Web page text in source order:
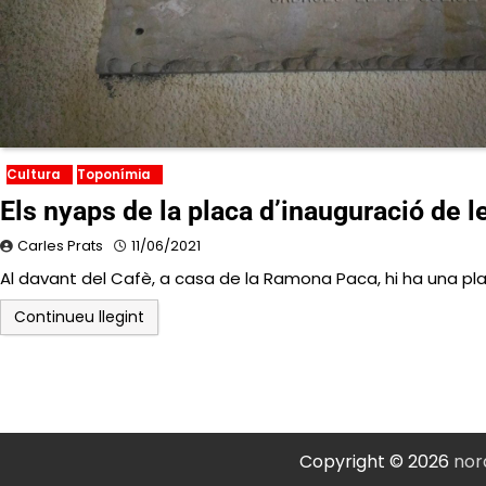
Cultura Toponímia
Els nyaps de la placa d’inauguració de
Carles Prats 11/06/2021
Al davant del Cafè, a casa de la Ramona Paca, hi ha una
Continueu llegint
les
Copyright © 2026